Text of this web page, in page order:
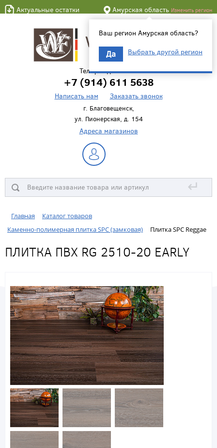
Актуальные остатки Амурская область Изменить регион
Ваш регион Амурская область?
Да Выбрать другой регион
Телефон для связи
+7 (914) 611 5638
Написать нам Заказать звонок
г. Благовещенск,
ул. Пионерская, д. 154
Адреса магазинов
↵
Главная
Каталог товаров
Каменно-полимерная плитка SPC (замковая)
Плитка SPC Reggae
ПЛИТКА ПВХ RG 2510-20 EARLY